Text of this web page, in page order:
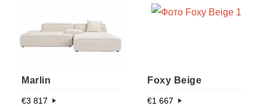
Marlin
€3 817
Foxy Beige
€1 667